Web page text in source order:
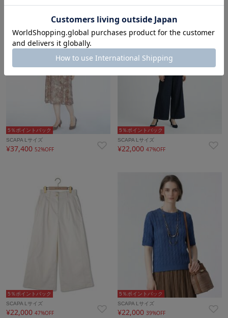
5％ポイントバック
SCAPA Lサイズ
¥37,400 52%OFF
5％ポイントバック
SCAPA Lサイズ
¥22,00047%OFF
5％ポイントバック
SCAPA Lサイズ
¥22,000 47%OFF
5％ポイントバック
SCAPA Lサイズ
¥22,00039%OFF